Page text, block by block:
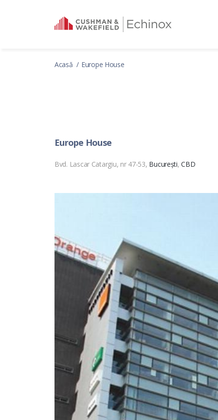
Acasă Europe House
Europe House
Bvd. Lascar Catargiu, nr 47-53, București,CBD